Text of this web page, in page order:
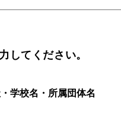
してください。
学校名・所属団体名